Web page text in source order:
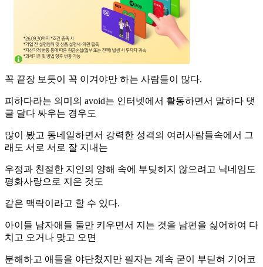
꼭 끝장 보듯이 꼭 이겨야만 하는 사람들이 많다.
피하다라는 의미의 avoid는 인터넷에서 활동하면서 말하다 댓
글 달다 싸우는 경우도
많이 봤고 동네일하면서 강력한 성격의 여러사람들속에서 그
래도 서로 서로 잘 지내는
우정과 친절한 지인의 양해 속에 부딪히지 않으려고 닉네임도
평화사랑으로 지은 것도
같은 맥락이라고 할 수 있다.
아이들 남자애들 둘만 키우면서 지는 것을 남편을 싫어하여 다
치고 오거나 맞고 오면
분해하고 애들을 야단쳤지만 필자는 계속 굳이 부딛혀 기어코